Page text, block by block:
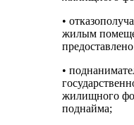
•
жилым
•
жилищного
поднайма;